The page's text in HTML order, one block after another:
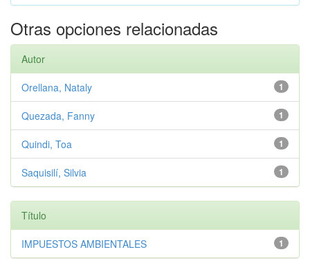
Otras opciones relacionadas
Autor
1
Orellana, Nataly
1
Quezada, Fanny
1
Quindi, Toa
1
Saquisilí, Silvia
Título
1
IMPUESTOS AMBIENTALES